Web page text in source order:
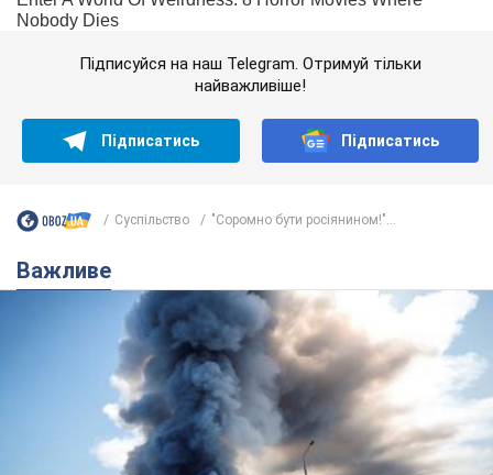
Підписуйся на наш Telegram. Отримуй тільки
найважливіше!
Підписатись Підписатись
Суспільство "Соромно бути росіянином!"...
Важливе